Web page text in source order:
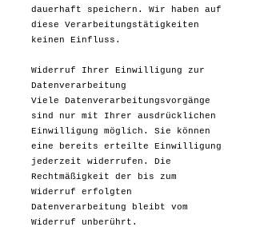
dauerhaft speichern. Wir haben auf
diese Verarbeitungstätigkeiten
keinen Einfluss.
Widerruf Ihrer Einwilligung zur
Datenverarbeitung
Viele Datenverarbeitungsvorgänge
sind nur mit Ihrer ausdrücklichen
Einwilligung möglich. Sie können
eine bereits erteilte Einwilligung
jederzeit widerrufen. Die
Rechtmäßigkeit der bis zum
Widerruf erfolgten
Datenverarbeitung bleibt vom
Widerruf unberührt.